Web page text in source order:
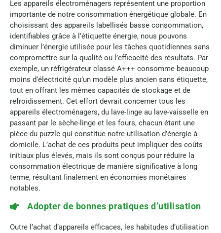
Les appareils électroménagers représentent une proportion
importante de notre consommation énergétique globale. En
choisissant des appareils labellisés basse consommation,
identifiables grâce à l’étiquette énergie, nous pouvons
diminuer l’énergie utilisée pour les tâches quotidiennes sans
compromettre sur la qualité ou l’efficacité des résultats. Par
exemple, un réfrigérateur classé A+++ consomme beaucoup
moins d’électricité qu’un modèle plus ancien sans étiquette,
tout en offrant les mêmes capacités de stockage et de
refroidissement. Cet effort devrait concerner tous les
appareils électroménagers, du lave-linge au lave-vaisselle en
passant par le sèche-linge et les fours, chacun étant une
pièce du puzzle qui constitue notre utilisation d’énergie à
domicile. L’achat de ces produits peut impliquer des coûts
initiaux plus élevés, mais ils sont conçus pour réduire la
consommation électrique de manière significative à long
terme, résultant finalement en économies monétaires
notables.
Adopter de bonnes pratiques d’utilisation
Outre l’achat d’appareils efficaces, les habitudes d’utilisation